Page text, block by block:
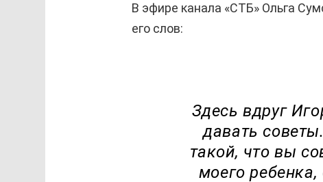
В эфире канала «СТБ» Ольга
его слов:
Здесь вдруг
давать
такой, что вы
моего ребенка,